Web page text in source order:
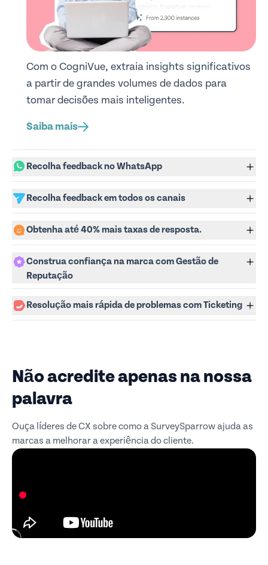
Com o CogniVue, extraia insights significativos
a partir de grandes volumes de dados para
tomar decisões mais inteligentes.
Saiba mais
Recolha feedback no WhatsApp
Recolha feedback em todos os canais
Obtenha até 40% mais taxas de resposta.
Construa confiança na marca com Gestão de
Reputação
Resolução mais rápida de problemas com Ticketing
Não acredite apenas na nossa
palavra
Ouça líderes de CX sobre como a SurveySparrow ajuda as
marcas a melhorar a experiência do cliente.